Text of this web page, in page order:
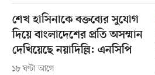
শেখ হাসিনাকে বক্তব্যের সুযোগ
দিয়ে বাংলাদেশের প্রতি অসম্মান
দেখিয়েছে নয়াদিল্লি: এনসিপি
১৮ ঘণ্টা আগে